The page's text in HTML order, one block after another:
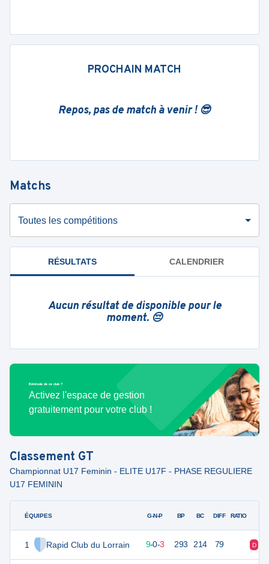
PROCHAIN MATCH
Repos, pas de match à venir ! 😎
Matchs
Toutes les compétitions
RÉSULTATS CALENDRIER
Aucun résultat de disponible pour le
moment. 😔
Bénévole de ce club ?
Activez l'espace de gestion
gratuitement pour votre club !
Classement GT
Championnat U17 Feminin - ELITE U17F - PHASE REGULIERE
U17 FEMININ
ÉQUIPES
1 Rapid Club du Lorrain
G-N-P BP BC DIFF RATIO
30 12 9-0-3 293 214 79 D